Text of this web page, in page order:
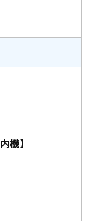
機】